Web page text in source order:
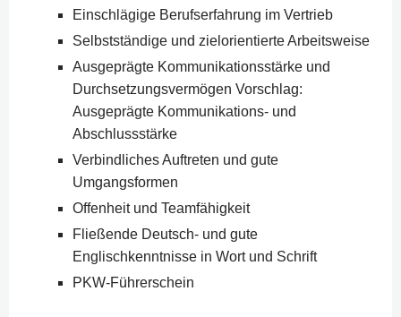
Einschlägige Berufserfahrung im Vertrieb
Selbstständige und zielorientierte Arbeitsweise
Ausgeprägte Kommunikationsstärke und
Durchsetzungsvermögen Vorschlag:
Ausgeprägte Kommunikations- und
Abschlussstärke
Verbindliches Auftreten und gute
Umgangsformen
Offenheit und Teamfähigkeit
Fließende Deutsch- und gute
Englischkenntnisse in Wort und Schrift
PKW-Führerschein